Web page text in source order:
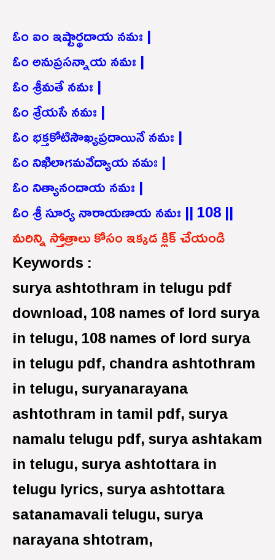
ఓం ఐం ఇష్టార్థదాయ నమః |
ఓం అనుప్రసన్నాయ నమః |
ఓం శ్రీమతే నమః |
ఓం శ్రేయసే నమః |
ఓం భక్తకోటిసౌఖ్యప్రదాయినే నమః |
ఓం నిఖిలాగమవేద్యాయ నమః |
ఓం నిత్యానందాయ నమః |
ఓం శ్రీ సూర్య నారాయణాయ నమః || 108 ||
మరిన్ని స్తోత్రాలు కోసం ఇక్కడ క్లిక్ చేయండి
Keywords :
surya ashtothram in telugu pdf
download, 108 names of lord surya
in telugu, 108 names of lord surya
in telugu pdf, chandra ashtothram
in telugu, suryanarayana
ashtothram in tamil pdf, surya
namalu telugu pdf, surya ashtakam
in telugu, surya ashtottara in
telugu lyrics, surya ashtottara
satanamavali telugu, surya
narayana shtotram,